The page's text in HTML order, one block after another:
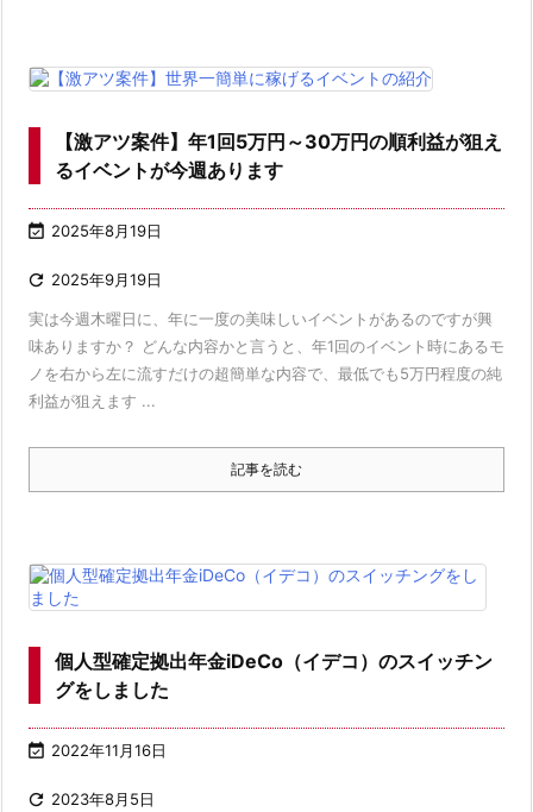
【激アツ案件】年1回5万円～30万円の順利益が狙え
るイベントが今週あります
 2025年8月19日
 2025年9月19日
実は今週木曜日に、年に一度の美味しいイベントがあるのですが興
味ありますか？ どんな内容かと言うと、年1回のイベント時にあるモ
ノを右から左に流すだけの超簡単な内容で、最低でも5万円程度の純
利益が狙えます ...
記事を読む
個人型確定拠出年金iDeCo（イデコ）のスイッチン
グをしました
 2022年11月16日
 2023年8月5日